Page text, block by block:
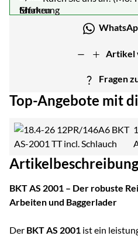
Artikel
Fragen
Top-Angebote mit
Artikelbeschreibung
BKT AS 2001 – Der robuste
Arbeiten und Baggerlader
Der BKT AS 2001 ist ein